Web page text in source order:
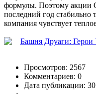
формулы. Поэтому акции
последний год стабильно
компания чувствует
Просмотров: 2567
Комментариев: 0
Дата публикации: